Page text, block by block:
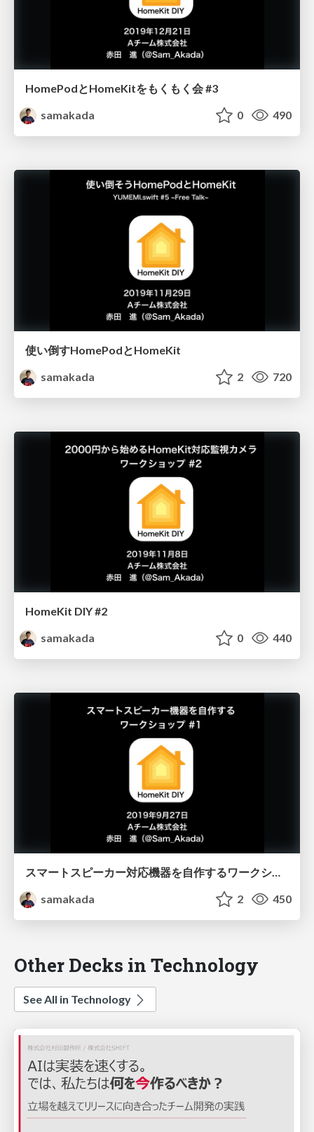
HomePodとHomeKitをもくもく会 #3
samakada
0 490
使い倒すHomePodとHomeKit
samakada
2 720
HomeKit DIY #2
samakada
0 440
スマートスピーカー対応機器を自作するワークショップ #1
samakada
2 450
Other Decks in Technology
See All in Technology